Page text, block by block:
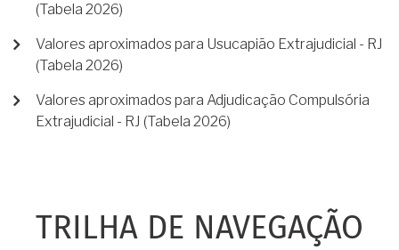
(Tabela 2026)
Valores aproximados para Usucapião Extrajudicial - RJ
(Tabela 2026)
Valores aproximados para Adjudicação Compulsória
Extrajudicial - RJ (Tabela 2026)
TRILHA DE NAVEGAÇÃO